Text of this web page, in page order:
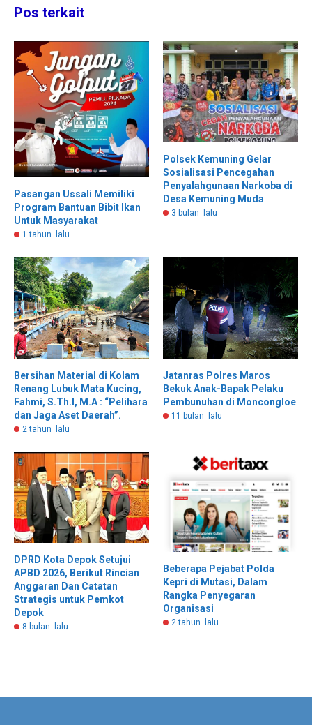
Pos terkait
Pasangan Ussali Memiliki
Program Bantuan Bibit Ikan
Untuk Masyarakat
1 tahun lalu
Polsek Kemuning Gelar
Sosialisasi Pencegahan
Penyalahgunaan Narkoba di
Desa Kemuning Muda
3 bulan lalu
Bersihan Material di Kolam
Renang Lubuk Mata Kucing,
Fahmi, S.Th.I, M.A : “Pelihara
dan Jaga Aset Daerah”.
2 tahun lalu
Jatanras Polres Maros
Bekuk Anak-Bapak Pelaku
Pembunuhan di Moncongloe
11 bulan lalu
DPRD Kota Depok Setujui
APBD 2026, Berikut Rincian
Anggaran Dan Catatan
Strategis untuk Pemkot
Depok
8 bulan lalu
Beberapa Pejabat Polda
Kepri di Mutasi, Dalam
Rangka Penyegaran
Organisasi
2 tahun lalu